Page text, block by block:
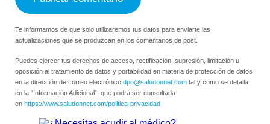
Te informamos de que solo utilizaremos tus datos para enviarte las
actualizaciones que se produzcan en los comentarios de post.
Puedes ejercer tus derechos de acceso, rectificación, supresión, limitación u
oposición al tratamiento de datos y portabilidad en materia de protección de datos
en la dirección de correo electrónico dpo@saludonnet.com tal y como se detalla
en la “Información Adicional”, que podrá ser consultada
en https://www.saludonnet.com/politica-privacidad